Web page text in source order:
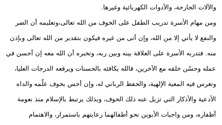
والآلات الجارحة، والأدوات الكهربائية وغيرها.
ومن مهام الأسرة تدريب الطفل على الخوف من الله تعالى،وتعليمه أن الضر
والنفع لا يأتي إلا من الله، وإن أتى من غيره فيكون بتقدير من الله تعالى وبإذن
منه. فتدربه الأسرة على العلاقة بينه وبين ربه، وتخبره أن الله معه إن أحسن في
عمله وحسّن خلقه مع الآخرين، فالله يكافئه بالحسنات ويرفعه الدرجات العليا،
وتغرس فيه المعية الإلهية، والحفظ الرباني له، وإن أحس بخوف علّمه والداه
الأدعية والأذكار التي تزيل عنه ذلك الخوف، وبذلك يرتبط بالإسلام منذ نعومة
أظفاره، ومن واجبات الأبوين نحو أطفالهما رعايتهم باستمرار، والاهتمام